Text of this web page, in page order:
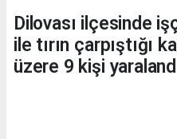
Dilovası ilçesinde
ile tırın çarpıştığı
üzere 9 kişi